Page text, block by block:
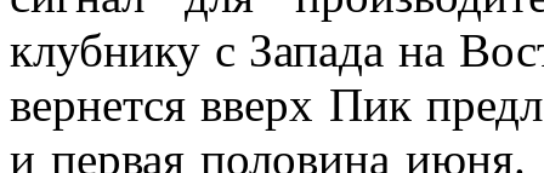
клубнику с Запада на
вернется вверх Пик
и первая половина июня.